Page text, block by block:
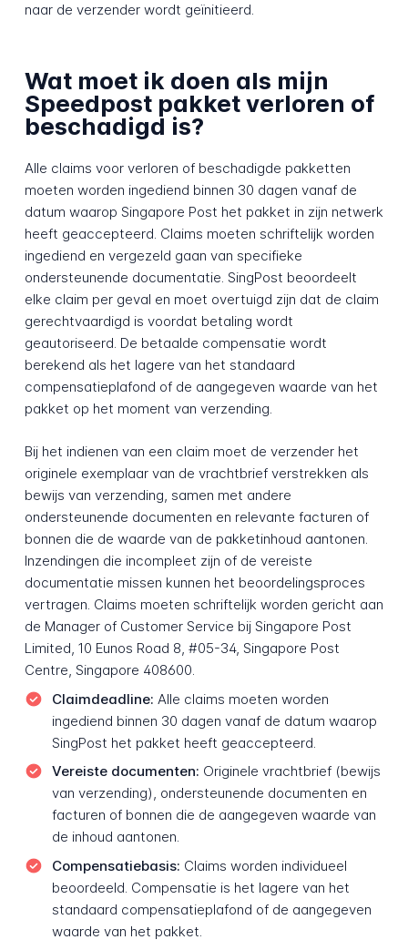
naar de verzender wordt geïnitieerd.
Wat moet ik doen als mijn
Speedpost pakket verloren of
beschadigd is?
Alle claims voor verloren of beschadigde pakketten
moeten worden ingediend binnen 30 dagen vanaf de
datum waarop Singapore Post het pakket in zijn netwerk
heeft geaccepteerd. Claims moeten schriftelijk worden
ingediend en vergezeld gaan van specifieke
ondersteunende documentatie. SingPost beoordeelt
elke claim per geval en moet overtuigd zijn dat de claim
gerechtvaardigd is voordat betaling wordt
geautoriseerd. De betaalde compensatie wordt
berekend als het lagere van het standaard
compensatieplafond of de aangegeven waarde van het
pakket op het moment van verzending.
Bij het indienen van een claim moet de verzender het
originele exemplaar van de vrachtbrief verstrekken als
bewijs van verzending, samen met andere
ondersteunende documenten en relevante facturen of
bonnen die de waarde van de pakketinhoud aantonen.
Inzendingen die incompleet zijn of de vereiste
documentatie missen kunnen het beoordelingsproces
vertragen. Claims moeten schriftelijk worden gericht aan
de Manager of Customer Service bij Singapore Post
Limited, 10 Eunos Road 8, #05-34, Singapore Post
Centre, Singapore 408600.
Claimdeadline: Alle claims moeten worden
ingediend binnen 30 dagen vanaf de datum waarop
SingPost het pakket heeft geaccepteerd.
Vereiste documenten: Originele vrachtbrief (bewijs
van verzending), ondersteunende documenten en
facturen of bonnen die de aangegeven waarde van
de inhoud aantonen.
Compensatiebasis: Claims worden individueel
beoordeeld. Compensatie is het lagere van het
standaard compensatieplafond of de aangegeven
waarde van het pakket.